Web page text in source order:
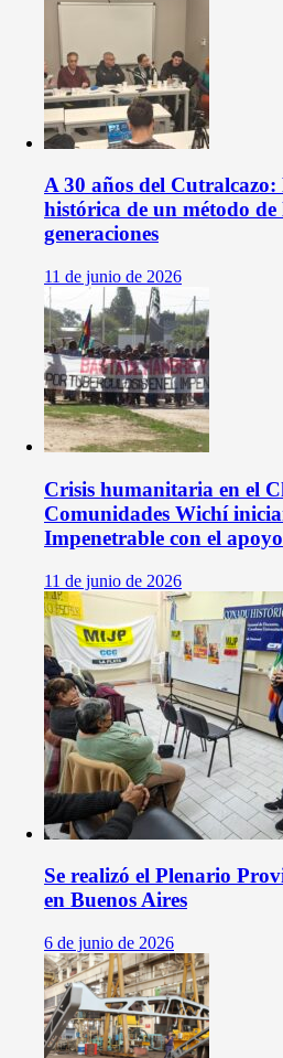
A 30 años del
histórica de un método
generaciones
11 de junio de 2026
Crisis humanitaria en el
Comunidades Wichí
Impenetrable con el
11 de junio de 2026
Se realizó el Plenario
en Buenos Aires
6 de junio de 2026